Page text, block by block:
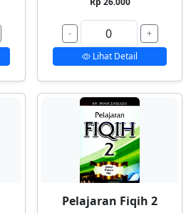
-
+
Lihat Detail
Pelajaran Fiqih 2